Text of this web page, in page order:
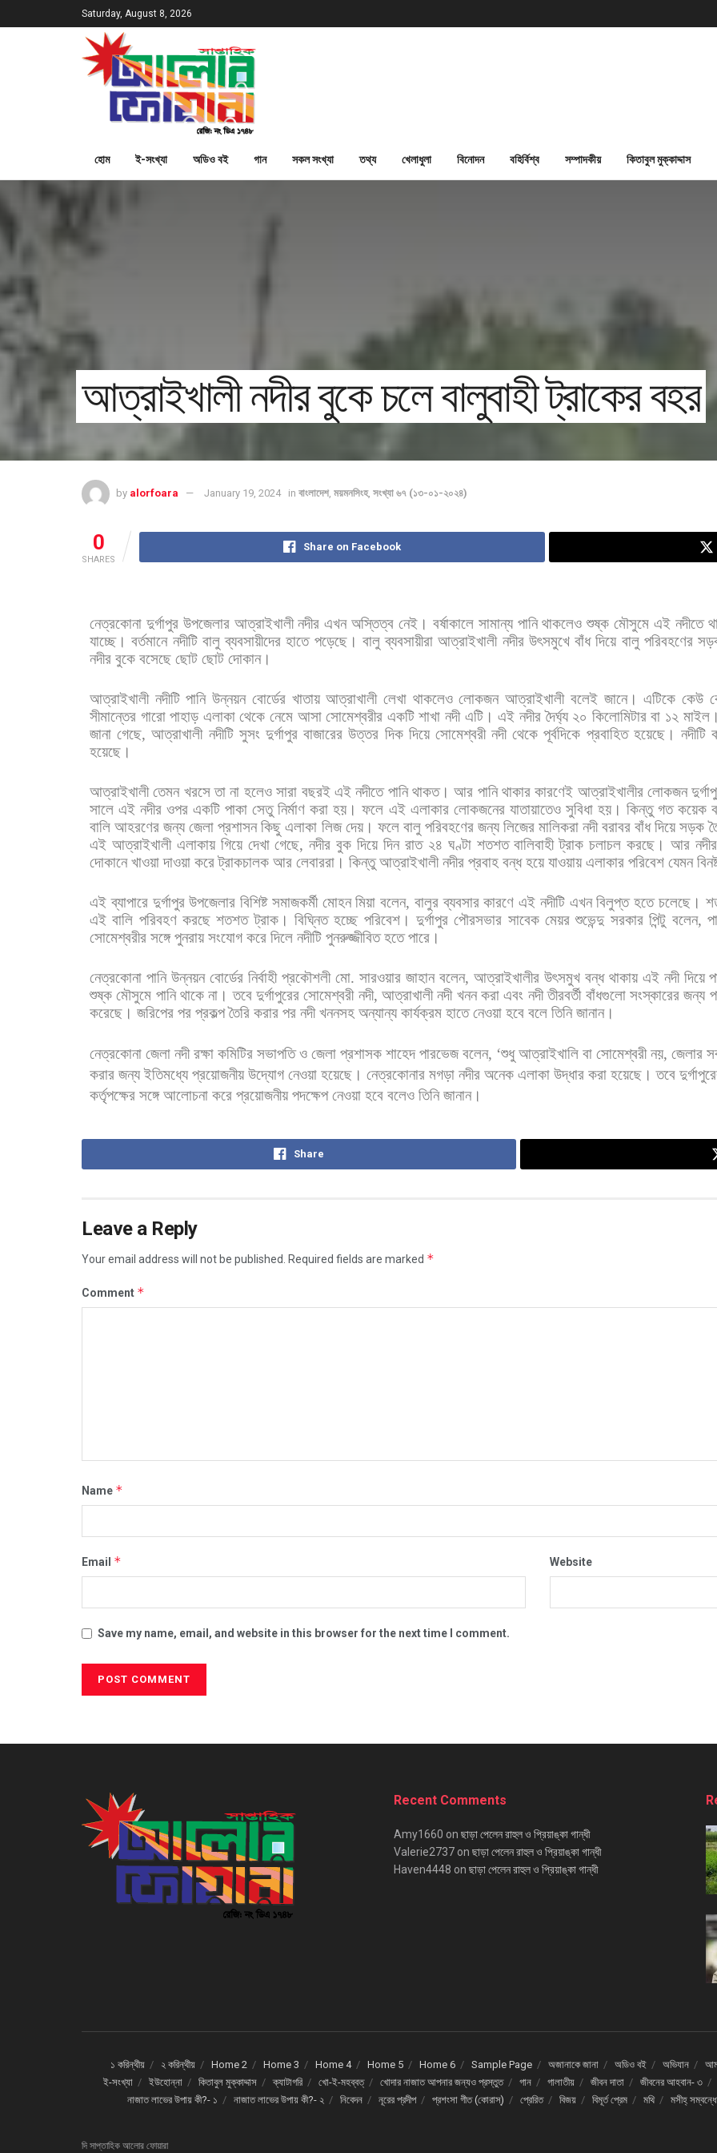
Saturday, August 8, 2026
হোম ই-সংখ্যা অডিও বই গান সকল সংখ্যা তথ্য খেলাধুলা বিনোদন বহির্বিশ্ব সম্পাদকীয় কিতাবুল মুক্কাদ্দাস
আত্রাইখালী নদীর বুকে চলে বালুবাহী ট্রাকের বহর
by alorfoara January 19, 2024 in বাংলাদেশ, ময়মনসিংহ, সংখ্যা ৬৭ (১৩-০১-২০২৪)
0
SHARES
Share on Facebook
নেত্রকোনা দুর্গাপুর উপজেলার আত্রাইখালী নদীর এখন অস্তিত্ব নেই। বর্ষাকালে সামান্য পানি থাকলেও শুষ্ক মৌসুমে এই নদীতে
যাচ্ছে। বর্তমানে নদীটি বালু ব্যবসায়ীদের হাতে পড়েছে। বালু ব্যবসায়ীরা আত্রাইখালী নদীর উৎসমুখে বাঁধ দিয়ে বালু পরিবহণের
নদীর বুকে বসেছে ছোট ছোট দোকান।
আত্রাইখালী নদীটি পানি উন্নয়ন বোর্ডের খাতায় আত্রাখালী লেখা থাকলেও লোকজন আত্রাইখালী বলেই জানে। এটিকে কেউ
সীমান্তের গারো পাহাড় এলাকা থেকে নেমে আসা সোমেশ্বরীর একটি শাখা নদী এটি। এই নদীর দৈর্ঘ্য ২০ কিলোমিটার বা ১২ মাইল।
জানা গেছে,আত্রাখালী নদীটি সুসং দুর্গাপুর বাজারের উত্তর দিক দিয়ে সোমেশ্বরী নদী থেকে পূর্বদিকে প্রবাহিত হয়েছে। নদীটি
হয়েছে।
আত্রাইখালী তেমন খরসে তা না হলেও সারা বছরই এই নদীতে পানি থাকত। আর পানি থাকার কারণেই আত্রাইখালীর লোকজন
সালে এই নদীর ওপর একটি পাকা সেতু নির্মাণ করা হয়। ফলে এই এলাকার লোকজনের যাতায়াতেও সুবিধা হয়। কিন্তু গত কয়েক
বালি আহরণের জন্য জেলা প্রশাসন কিছু এলাকা লিজ দেয়। ফলে বালু পরিবহণের জন্য লিজের মালিকরা নদী বরাবর বাঁধ দিয়ে সড়ক
এই আত্রাইখালী এলাকায় গিয়ে দেখা গেছে,নদীর বুক দিয়ে দিন রাত ২৪ ঘণ্টা শতশত বালিবাহী ট্রাক চলাচল করছে। আর নদীর
দোকানে খাওয়া দাওয়া করে ট্রাকচালক আর লেবাররা। কিন্তু আত্রাইখালী নদীর প্রবাহ বন্ধ হয়ে যাওয়ায় এলাকার পরিবেশ যেমন
এই ব্যাপারে দুর্গাপুর উপজেলার বিশিষ্ট সমাজকর্মী মোহন মিয়া বলেন, বালুর ব্যবসার কারণে এই নদীটি এখন বিলুপ্ত হতে চলেছে।
এই বালি পরিবহণ করছে শতশত ট্রাক। বিঘ্নিত হচ্ছে পরিবেশ। দুর্গাপুর পৌরসভার সাবেক মেয়র শুভেন্দু সরকার পিন্টু বলেন,
সোমেশ্বরীর সঙ্গে পুনরায় সংযোগ করে দিলে নদীটি পুনরুজ্জীবিত হতে পারে।
নেত্রকোনা পানি উন্নয়ন বোর্ডের নির্বাহী প্রকৌশলী মো. সারওয়ার জাহান বলেন, আত্রাইখালীর উৎসমুখ বন্ধ থাকায় এই নদী দিয়ে
শুষ্ক মৌসুমে পানি থাকে না। তবে দুর্গাপুরের সোমেশ্বরী নদী,আত্রাখালী নদী খনন করা এবং নদী তীরবর্তী বাঁধগুলো সংস্কারের জন্য
করেছে। জরিপের পর প্রকল্প তৈরি করার পর নদী খননসহ অন্যান্য কার্যক্রম হাতে নেওয়া হবে বলে তিনি জানান।
নেত্রকোনা জেলা নদী রক্ষা কমিটির সভাপতি ও জেলা প্রশাসক শাহেদ পারভেজ বলেন, ‘শুধু আত্রাইখালি বা সোমেশ্বরী নয়, জেলার
করার জন্য ইতিমধ্যে প্রয়োজনীয় উদ্যোগ নেওয়া হয়েছে। নেত্রকোনার মগড়া নদীর অনেক এলাকা উদ্ধার করা হয়েছে। তবে
কর্তৃপক্ষের সঙ্গে আলোচনা করে প্রয়োজনীয় পদক্ষেপ নেওয়া হবে বলেও তিনি জানান।
Share
Leave a Reply
Your email address will not be published. Required fields are marked *
Comment *
Name *
Email * Website
Save my name, email, and website in this browser for the next time I comment.
Recent Comments
Amy1660 on ছাড়া পেলেন রাহুল ও প্রিয়াঙ্কা গান্ধী
Valerie2737 on ছাড়া পেলেন রাহুল ও প্রিয়াঙ্কা গান্ধী
Haven4448 on ছাড়া পেলেন রাহুল ও প্রিয়াঙ্কা গান্ধী
১ করিন্থীয় ২ করিন্থীয় Home 2 Home 3 Home 4 Home 5 Home 6 Sample Page অজানাকে জানা অডিও বই অভিযান
ই-সংখ্যা
ইউহোন্না কিতাবুল মুক্কাদ্দাস ক্যাটাগরি খো-ই-মহব্বত্ খোদার নাজাত আপনার জন্যও প্রস্তুত গান গালাতীয় জীবন দাতা জীবনের আহবান- ৩
নাজাত লাভের উপায় কী?- ১
নাজাত লাভের উপায় কী?- ২ নিবেদন নূরের প্রদীপ প্রশংসা গীত (কোরাস্) প্রেরিত বিজয় বিমূর্ত প্রেম মথি মসীহ্
দি সাপ্তাহিক আলোর ফোয়ারা